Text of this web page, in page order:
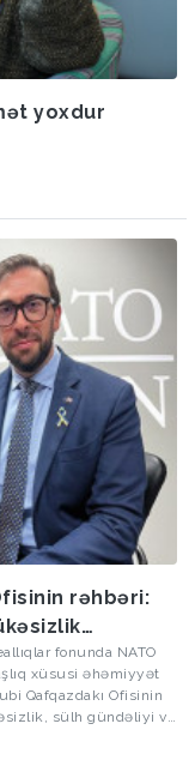
yoxdur
rəhbəri:
fonunda NATO
xüsusi əhəmiyyət
Qafqazdakı Ofisinin
sülh gündəliyi və